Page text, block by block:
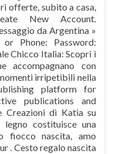
offerte, subito a casa,
New Account.
da Argentina »
Phone: Password:
Chicco Italia: Scopri i
accompagnano con
irripetibili nella
platform for
publications and
Creazioni di Katia su
costituisce una
fiocco nascita, amo
. Cesto regalo nascita